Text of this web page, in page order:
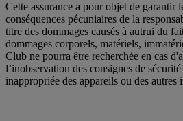
Cette assurance a pour objet de garantir
conséquences pécuniaires de la
titre des dommages causés à autrui du
dommages corporels, matériels,
Club ne pourra être recherchée en cas
l’inobservation des consignes de
inappropriée des appareils ou des autres